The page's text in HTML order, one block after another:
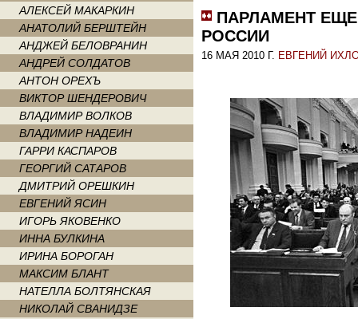
АЛЕКСЕЙ МАКАРКИН
АНАТОЛИЙ БЕРШТЕЙН
АНДЖЕЙ БЕЛОВРАНИН
АНДРЕЙ СОЛДАТОВ
АНТОН ОРЕХЪ
ВИКТОР ШЕНДЕРОВИЧ
ВЛАДИМИР ВОЛКОВ
ВЛАДИМИР НАДЕИН
ГАРРИ КАСПАРОВ
ГЕОРГИЙ САТАРОВ
ДМИТРИЙ ОРЕШКИН
ЕВГЕНИЙ ЯСИН
ИГОРЬ ЯКОВЕНКО
ИННА БУЛКИНА
ИРИНА БОРОГАН
МАКСИМ БЛАНТ
НАТЕЛЛА БОЛТЯНСКАЯ
НИКОЛАЙ СВАНИДЗЕ
ПАРЛАМЕНТ
РОССИИ
16 МАЯ 2010 Г. ЕВГЕНИЙ